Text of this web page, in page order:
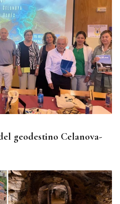
geodestino Celanova-